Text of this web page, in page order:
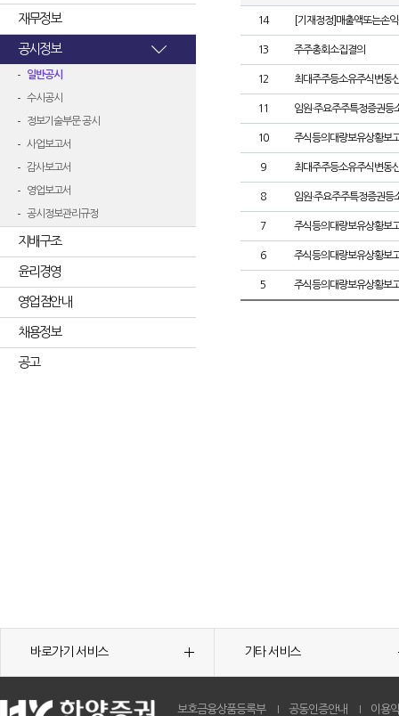
재무정보
공시정보
일반공시
수시공시
정보기술부문 공시
사업보고서
감사보고서
영업보고서
공시정보관리규정
지배구조
윤리경영
영업점안내
채용정보
공고
14 [기재정정]매출액또는손
13 주주총회소집결의
12 최대주주등소유주식변동
11 임원·주요주주특정증권등
10 주식등의대량보유상황보
9 최대주주등소유주식변동
8 임원·주요주주특정증권등
7 주식등의대량보유상황보
6 주식등의대량보유상황보
5 주식등의대량보유상황보
바로가기 서비스 기타 서비스
보호금융상품등록부 공동인증안내 이용